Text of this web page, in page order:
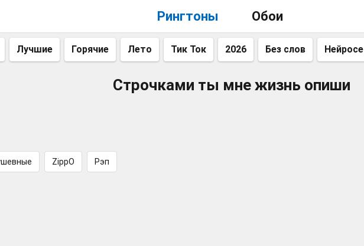
Рингтоны Обои
Лучшие Горячие Лето Тик Ток 2026 Без слов
Строчками ты мне жизнь опиши
ZippO Рэп